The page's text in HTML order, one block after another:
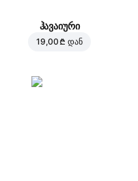
ჰავაიური
19,00 ₾ დან